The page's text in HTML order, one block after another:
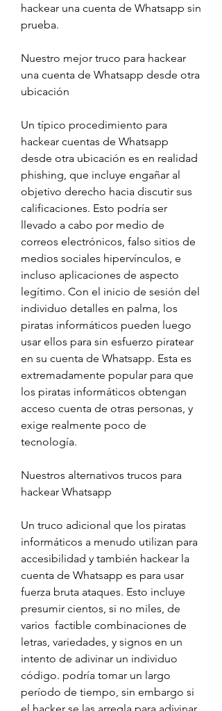
hackear una cuenta de Whatsapp sin
prueba.
Nuestro mejor truco para hackear
una cuenta de Whatsapp desde otra
ubicación
Un típico procedimiento para
hackear cuentas de Whatsapp
desde otra ubicación es en realidad
phishing, que incluye engañar al
objetivo derecho hacia discutir sus
calificaciones. Esto podría ser
llevado a cabo por medio de
correos electrónicos, falso sitios de
medios sociales hipervínculos, e
incluso aplicaciones de aspecto
legítimo. Con el inicio de sesión del
individuo detalles en palma, los
piratas informáticos pueden luego
usar ellos para sin esfuerzo piratear
en su cuenta de Whatsapp. Esta es
extremadamente popular para que
los piratas informáticos obtengan
acceso cuenta de otras personas, y
exige realmente poco de
tecnología.
Nuestros alternativos trucos para
hackear Whatsapp
Un truco adicional que los piratas
informáticos a menudo utilizan para
accesibilidad y también hackear la
cuenta de Whatsapp es para usar
fuerza bruta ataques. Esto incluye
presumir cientos, si no miles, de
varios  factible combinaciones de
letras, variedades, y signos en un
intento de adivinar un individuo
código. podría tomar un largo
período de tiempo, sin embargo si